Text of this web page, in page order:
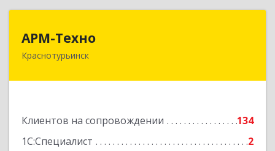
АРМ-Техно
Краснотурьинск
Клиентов на сопровождении
134
1С:Специалист
2
624447, Свердловская обл, Краснотурьинск г,